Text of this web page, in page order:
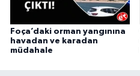
Foça’daki orman yangınına
havadan ve karadan
müdahale